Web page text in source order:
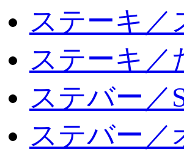
ステーキ／
ステーキ／
ステバー／
ステバー／